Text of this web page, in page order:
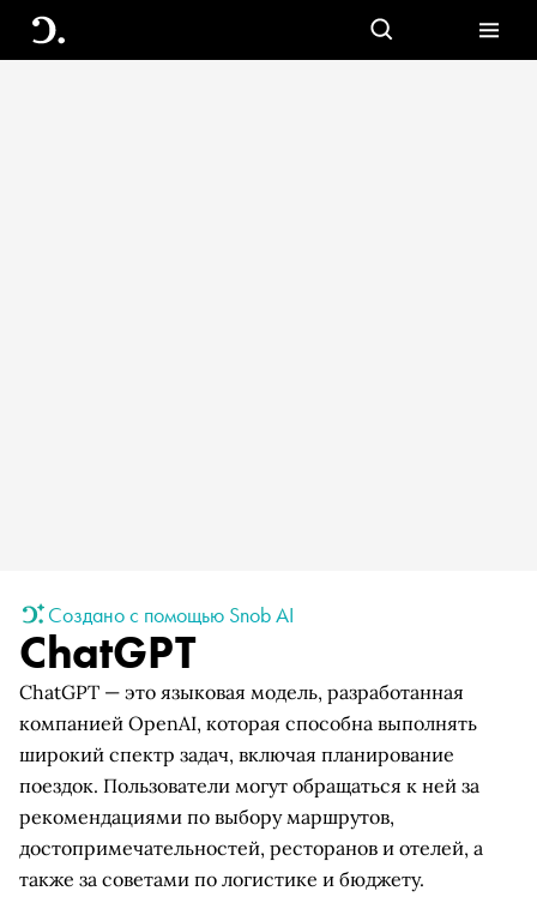
Создано с помощью Snob AI
ChatGPT
ChatGPT — это языковая модель, разработанная
компанией OpenAI, которая способна выполнять
широкий спектр задач, включая планирование
поездок. Пользователи могут обращаться к ней за
рекомендациями по выбору маршрутов,
достопримечательностей, ресторанов и отелей, а
также за советами по логистике и бюджету.